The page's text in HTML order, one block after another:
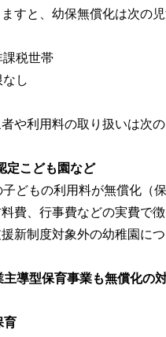
すと、幼保無償化は次の児
課税世帯
なし
や利用料の取り扱いは次の
定こども園など
どもの利用料が無償化（
費、行事費などの実費で
新制度対象外の幼稚園に
導型保育事業も無償化の
育